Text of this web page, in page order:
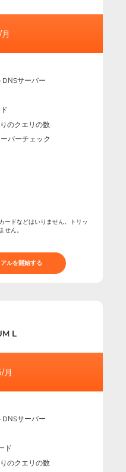
サーバー
のクエリの数
バーチェック
ードなどはいりません。トリッ
せん。
ルを開始する
L
月
サーバー
ド
のクエリの数